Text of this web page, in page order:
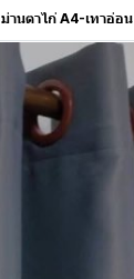
ม่านตาไก่ A4-เทาอ่อน